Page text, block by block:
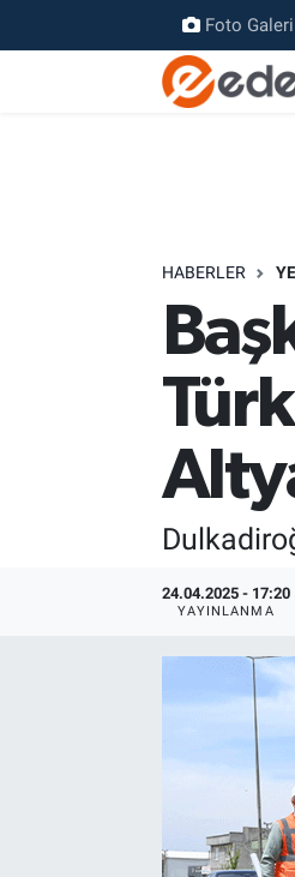
Foto Galeri
HABERLER
24.04.2025 - 17:20
YAYINLANMA